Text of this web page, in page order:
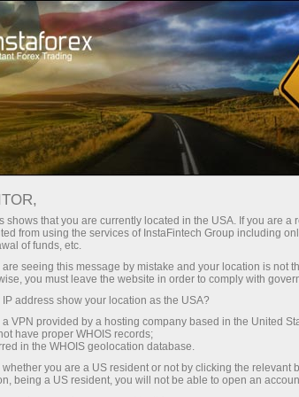
akaun segera Platform
Pedagang
Baru
Untuk Pelabur
Untuk Rakan
Niaga
shows that you are currently located in the USA. If you are a
from using the services of InstaFintech Group including
of funds, etc.
are seeing this message by mistake and your location is not
you must leave the website in order to comply with
address show your location as the USA?
VPN provided by a hosting company based in the United
have proper WHOIS records;
in the WHOIS geolocation database.
whether you are a US resident or not by clicking the relevant
being a US resident, you will not be able to open an